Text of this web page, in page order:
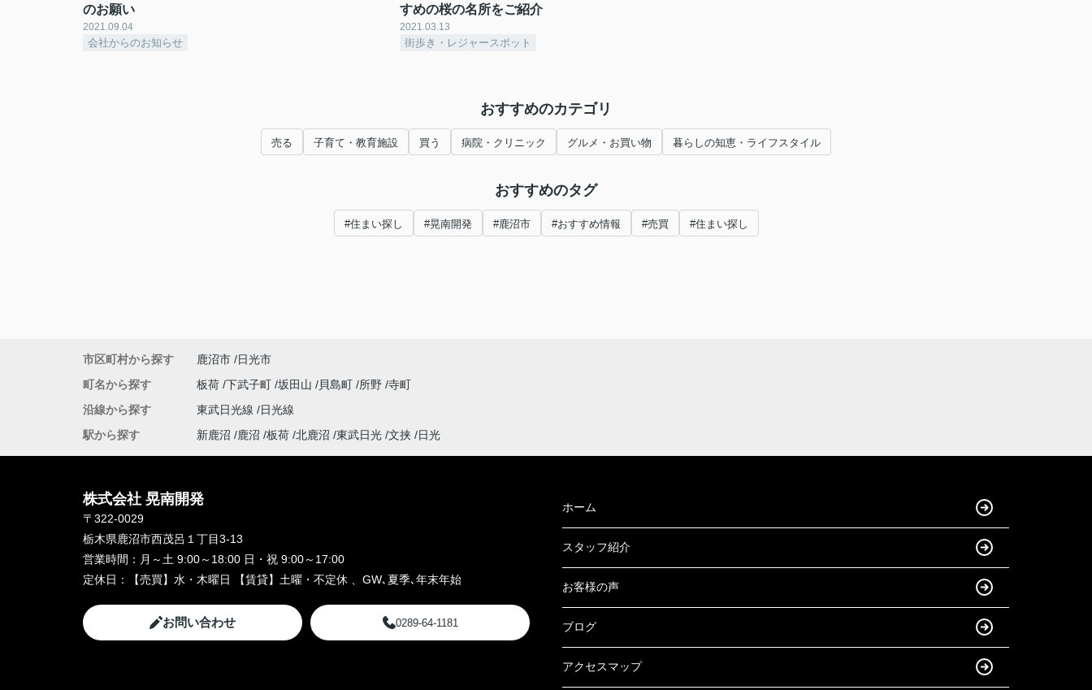
のお願い
2021.09.04
会社からのお知らせ
すめの桜の名所をご紹介
2021.03.13
街歩き・レジャースポット
おすすめのカテゴリ
売る 子育て・教育施設 買う 病院・クリニック グルメ・お買い物 暮らしの知恵・ライフスタイル
おすすめのタグ
#住まい探し #晃南開発 #鹿沼市 #おすすめ情報 #売買 #住まい探し
市区町村から探す 鹿沼市
日光市
町名から探す
板荷 下武子町 坂田山 貝島町 所野 寺町
沿線から探す
東武日光線
日光線
駅から探す
新鹿沼 鹿沼 板荷 北鹿沼 東武日光 文挟 日光
株式会社 晃南開発
〒322-0029
栃木県鹿沼市西茂呂１丁目3-13
営業時間： 月～土 9:00～18:00 日・祝 9:00～17:00
定休日：
【売買】水・木曜日 【賃貸】土曜・不定休 、GW､夏季､年末年始
お問い合わせ 0289-64-1181
ホーム
スタッフ紹介
お客様の声
ブログ
アクセスマップ